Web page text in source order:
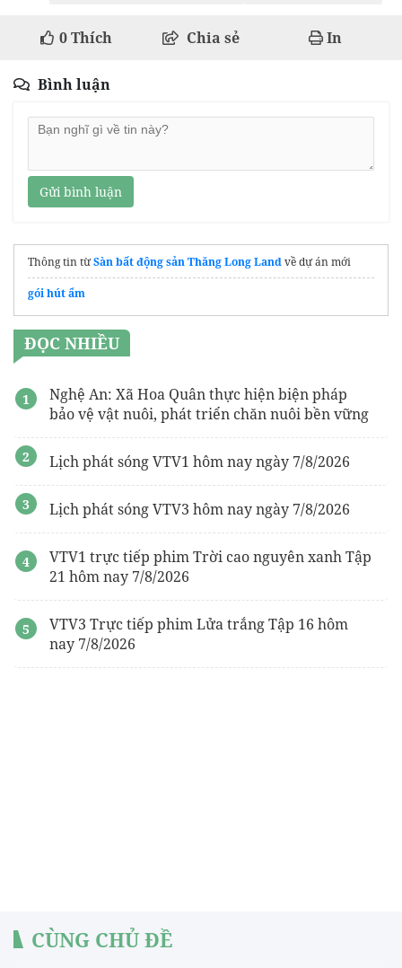
0Thích Chia sẻ In
Bình luận
Gửi bình luận
Thông tin từSàn bất động sản Thăng Long Landvề dự án mới
gói hút ẩm
ĐỌC NHIỀU
Nghệ An: Xã Hoa Quân thực hiện biện pháp
bảo vệ vật nuôi, phát triển chăn nuôi bền vững
Lịch phát sóng VTV1 hôm nay ngày 7/8/2026
Lịch phát sóng VTV3 hôm nay ngày 7/8/2026
VTV1 trực tiếp phim Trời cao nguyên xanh Tập
21 hôm nay 7/8/2026
VTV3 Trực tiếp phim Lửa trắng Tập 16 hôm
nay 7/8/2026
CÙNG CHỦ ĐỀ